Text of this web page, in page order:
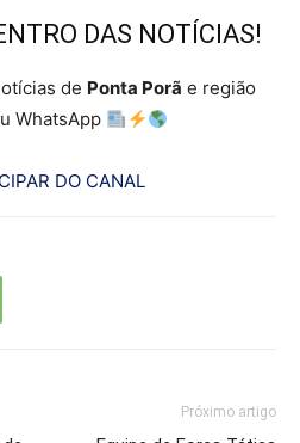
DAS NOTÍCIAS!
de Ponta Porã e região
WhatsApp
DO CANAL
Próximo artigo